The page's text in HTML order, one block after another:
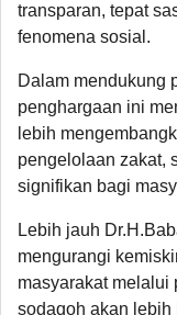
transparan, tepat
fenomena sosial.
Dalam mendukung
penghargaan ini
lebih
pengelolaan zakat,
signifikan bagi
Lebih jauh
mengurangi
masyarakat melalui
sodaqoh akan lebih